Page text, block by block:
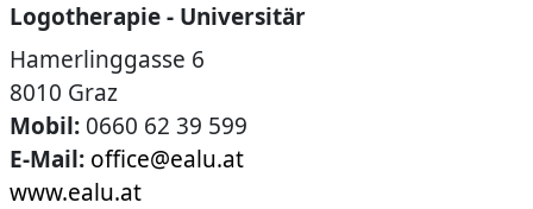
Logotherapie - Universitär
Hamerlinggasse 6
8010 Graz
Mobil: 0660 62 39 599
E-Mail: office@ealu.at
www.ealu.at